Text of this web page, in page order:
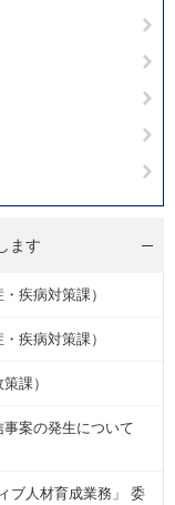
ます
疾病対策課）
疾病対策課）
課）
案の発生について
ブ人材育成業務」 委